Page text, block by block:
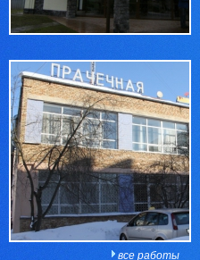
все работы